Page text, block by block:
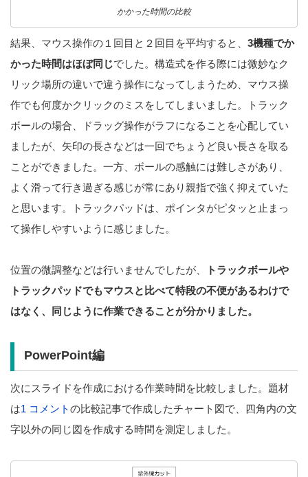
かかった時間の比較
結果、マウス操作の１回目と２回目を平均すると、 3機種でか
かった時間はほぼ同じでした。構造式を作る際には微妙なク
リック場所の違いで違う操作になってしまうため、マウス操
作でも何度かクリックのミスをしてしまいました。トラック
ボールの場合、ドラッグ操作がラフになることを心配してい
ましたが、矢印の長さなどは一回でちょうど良い長さを取る
ことができました。一方、ボールの感触には難しさがあり、
よく滑って行き過ぎる感じが常にあり親指で強く抑えていた
と思います。トラックパッドは、ポインタがピタッと止まっ
て操作しやすいように感じました。
位置の微調整などは行いませんでしたが、
トラックボールや
トラックパッドでもマウスと比べて特段の不便があるわけで
はなく、同じように作業できることが分かりました。
PowerPoint編
次にスライドを作成における作業時間を比較しました。題材
は1 コメントの比較記事で作成したチャート図で、四角内の文
字以外の同じ図を作成する時間を測定しました。